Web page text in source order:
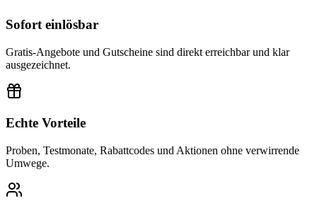
Sofort einlösbar
Gratis-Angebote und Gutscheine sind direkt erreichbar und klar
ausgezeichnet.
Echte Vorteile
Proben, Testmonate, Rabattcodes und Aktionen ohne verwirrende
Umwege.